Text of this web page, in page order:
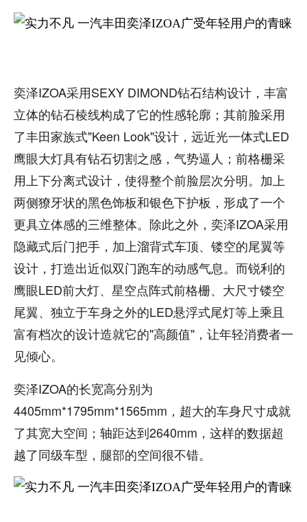
奕泽IZOA采用SEXY DIMOND钻石结构设计，丰富
立体的钻石棱线构成了它的性感轮廓；其前脸采用
了丰田家族式"Keen Look"设计，远近光一体式LED
鹰眼大灯具有钻石切割之感，气势逼人；前格栅采
用上下分离式设计，使得整个前脸层次分明。加上
两侧獠牙状的黑色饰板和银色下护板，形成了一个
更具立体感的三维整体。除此之外，奕泽IZOA采用
隐藏式后门把手，加上溜背式车顶、镂空的尾翼等
设计，打造出近似双门跑车的动感气息。而锐利的
鹰眼LED前大灯、星空点阵式前格栅、大尺寸镂空
尾翼、独立于车身之外的LED悬浮式尾灯等上乘且
富有档次的设计造就它的"高颜值"，让年轻消费者一
见倾心。
奕泽IZOA的长宽高分别为
4405mm*1795mm*1565mm，超大的车身尺寸成就
了其宽大空间；轴距达到2640mm，这样的数据超
越了同级车型，腿部的空间很不错。